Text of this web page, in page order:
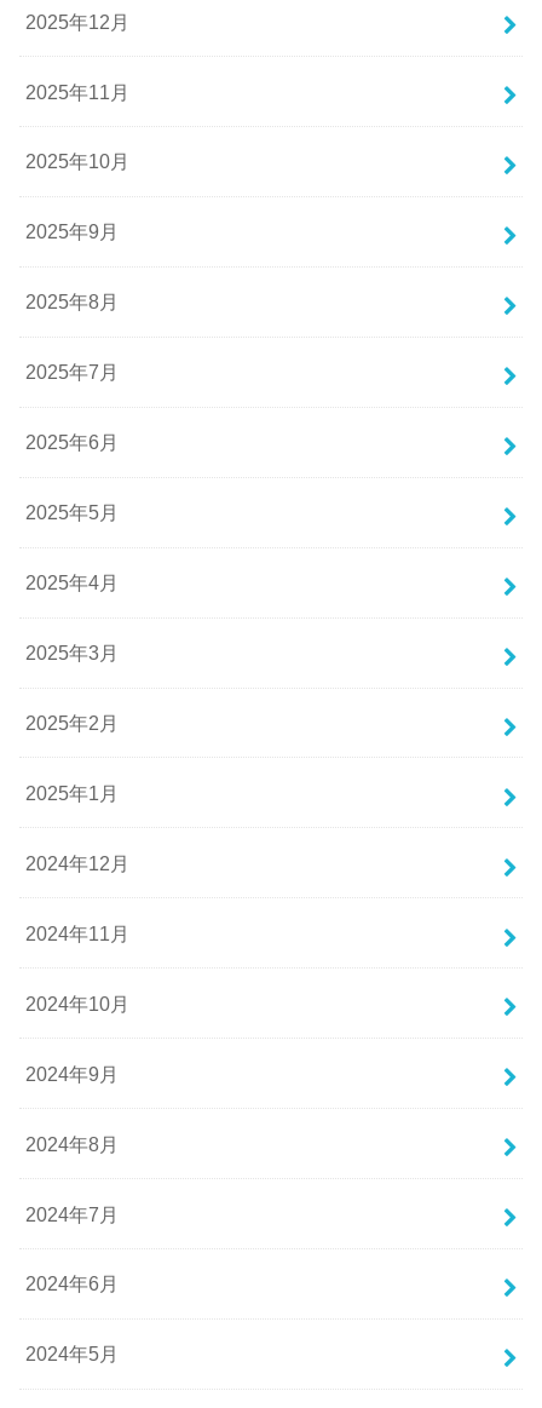
2025年12月
2025年11月
2025年10月
2025年9月
2025年8月
2025年7月
2025年6月
2025年5月
2025年4月
2025年3月
2025年2月
2025年1月
2024年12月
2024年11月
2024年10月
2024年9月
2024年8月
2024年7月
2024年6月
2024年5月